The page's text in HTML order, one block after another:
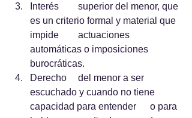
Interés 	superior del menor, que
es un criterio formal y material que
impide 	actuaciones
automáticas o imposiciones
burocráticas.
Derecho 	del menor a ser
escuchado y cuando no tiene
capacidad para entender 	o para